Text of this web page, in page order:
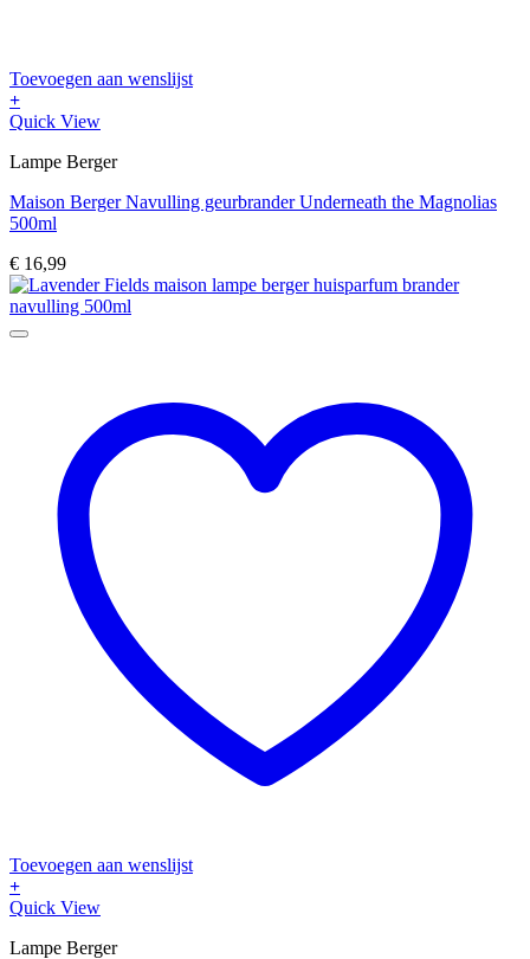
Toevoegen aan wenslijst
+
Quick View
Lampe Berger
Maison Berger Navulling geurbrander Underneath the Magnolias
500ml
€ 16,99
Toevoegen aan wenslijst
+
Quick View
Lampe Berger